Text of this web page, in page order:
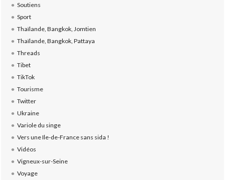
Soutiens
Sport
Thaïlande, Bangkok, Jomtien
Thaïlande, Bangkok, Pattaya
Threads
Tibet
TikTok
Tourisme
Twitter
Ukraine
Variole du singe
Vers une Ile-de-France sans sida !
Vidéos
Vigneux-sur-Seine
Voyage